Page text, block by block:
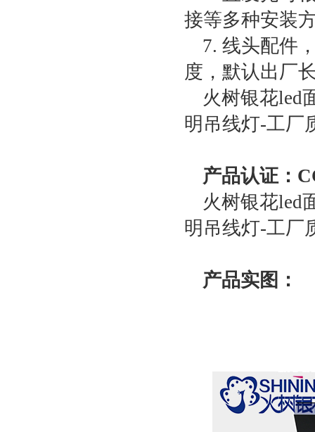
接等多种安装
7. 线头配件
度，默认出厂
火树银花led
明吊线灯-工厂
产品认证：
火树银花led
明吊线灯-工厂
产品实图：